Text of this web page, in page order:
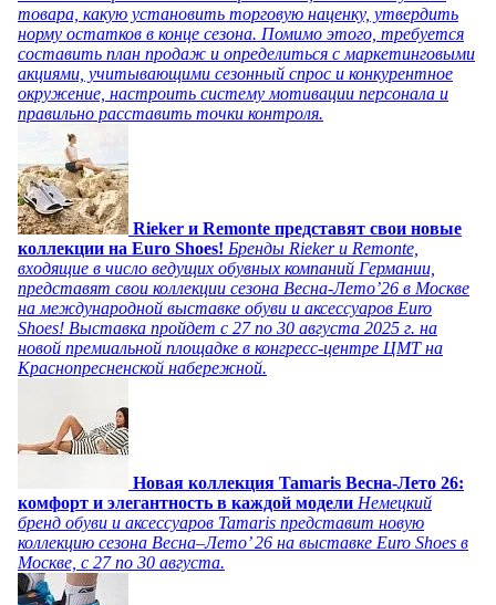
товара, какую установить торговую наценку, утвердить
норму остатков в конце сезона. Помимо этого, требуется
составить план продаж и определиться с маркетинговыми
акциями, учитывающими сезонный спрос и конкурентное
окружение, настроить систему мотивации персонала и
правильно расставить точки контроля.
Rieker и Remonte представят свои новые
коллекции на Euro Shoes! Бренды Rieker и Remonte,
входящие в число ведущих обувных компаний Германии,
представят свои коллекции сезона Весна-Лето’26 в Москве
на международной выставке обуви и аксессуаров Euro
Shoes! Выставка пройдет c 27 по 30 августа 2025 г. на
новой премиальной площадке в конгресс-центре ЦМТ на
Краснопресненской набережной.
Новая коллекция Tamaris Весна-Лето 26:
комфорт и элегантность в каждой модели Немецкий
бренд обуви и аксессуаров Tamaris представит новую
коллекцию сезона Весна–Лето’ 26 на выставке Euro Shoes в
Москве, с 27 по 30 августа.